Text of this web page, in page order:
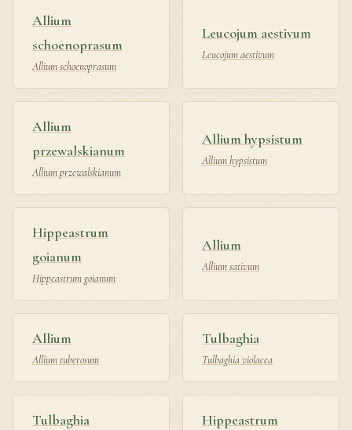
Allium
schoenoprasum
Allium schoenoprasum
Leucojum aestivum
Leucojum aestivum
Allium
przewalskianum
Allium przewalskianum
Allium hypsistum
Allium hypsistum
Hippeastrum
goianum
Hippeastrum goianum
Allium
Allium sativum
Allium
Allium tuberosum
Tulbaghia
Tulbaghia violacea
Tulbaghia Hippeastrum